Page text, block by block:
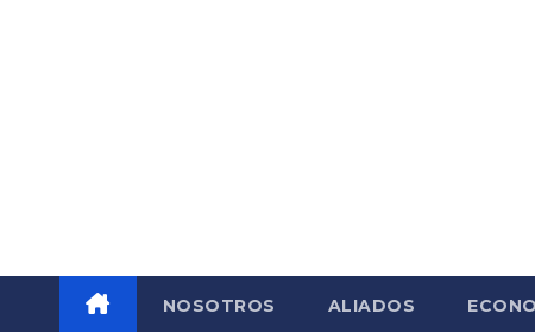
NOSOTROS ALIADOS